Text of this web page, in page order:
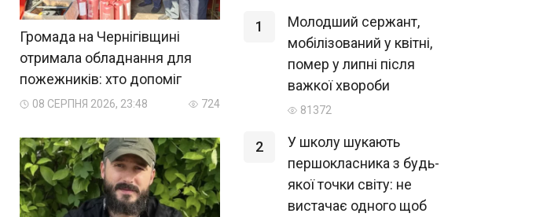
Громада на Чернігівщині
отримала обладнання для
пожежників: хто допоміг
08 СЕРПНЯ 2026, 23:48 724
1
Молодший сержант,
мобілізований у квітні,
помер у липні після
важкої хвороби
81372
2
У школу шукають
першокласника з будь-
якої точки світу: не
вистачає одного щоб